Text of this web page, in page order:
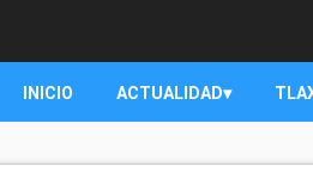
INICIO ACTUALIDAD